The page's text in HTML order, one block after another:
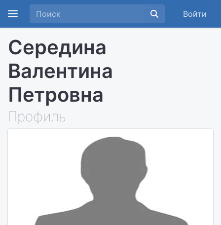
Войти
Середина
Валентина
Петровна
Профиль